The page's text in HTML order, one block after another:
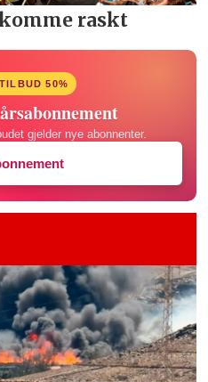
50%
gjelder nye abonnenter.